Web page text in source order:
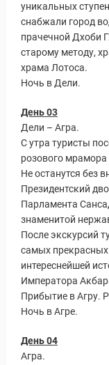
уникальных
снабжали город
прачечной Дхоби
старому методу,
храма Лотоса.
Ночь в Дели.
День 03
Дели – Агра.
С утра туристы
розового мрамора
Не останутся без
Президентский
Парламента
знаменитой
После экскурсий
самых
интереснейшей
Императора
Прибытие в Агру.
Ночь в Агре.
День 04
Агра.